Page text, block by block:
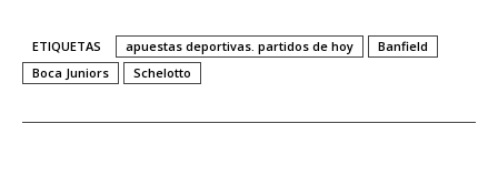
ETIQUETAS apuestas deportivas. partidos de hoy
Banfield
Boca Juniors
Schelotto